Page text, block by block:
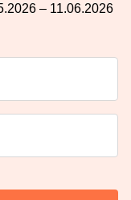
– 11.06.2026